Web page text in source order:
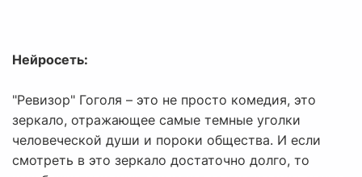
Нейросеть:
"Ревизор" Гоголя – это не просто комедия, это
зеркало, отражающее самые темные уголки
человеческой души и пороки общества. И если
смотреть в это зеркало достаточно долго, то